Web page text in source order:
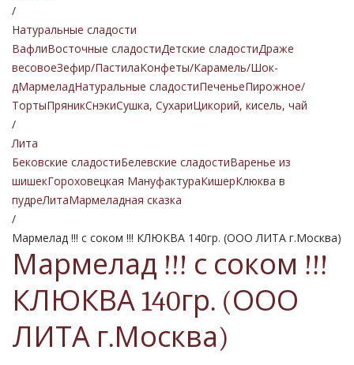
/
Натуральные сладости
ВафлиВосточные сладостиДетские сладостиДраже
весовоеЗефир/ПастилаКонфеты/Карамель/Шок-
дМармеладНатуральные сладостиПеченьеПирожное/
ТортыПряникСнэкиСушка, СухариЦикорий, кисель, чай
/
Лита
Бековские сладостиБелевские сладостиВаренье из
шишекГороховецкая МануфактураКишерКлюква в
пудреЛитаМармеладная сказка
/
Мармелад !!! с соком !!! КЛЮКВА 140гр. (ООО ЛИТА г.Москва)
Мармелад !!! с соком !!!
КЛЮКВА 140гр. (ООО
ЛИТА г.Москва)